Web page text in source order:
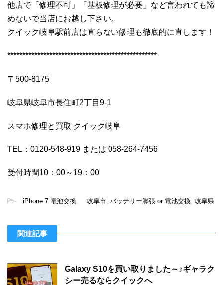
他店で「修理不可」「基板修理が必要」など言われても諦
めないで当店にお越し下さい。
クイック岐阜駅前店は直らない修理も徹底的に直します！
**************************************************
〒500-8175
岐阜県岐阜市長住町2丁目9-1
スマホ修理と買取 クイック岐阜
TEL：0120-548-919 または 058-264-7456
受付時間10：00～19：00
- iPhone 7 電池交換 岐阜市 バッテリー膨張 or 電池交換 岐阜県
関連記事
Galaxy S10を買い取りました～♪ギャラク
シー売るならクイックへ